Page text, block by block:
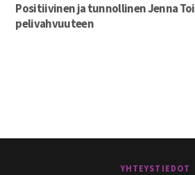
Positiivinen ja tunnollinen Jenna
pelivahvuuteen
YHTEYSTIEDOT